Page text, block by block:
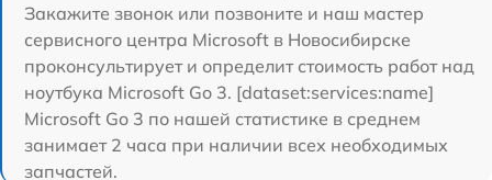
Закажите звонок или позвоните и наш мастер
сервисного центра Microsoft в Новосибирске
проконсультирует и определит стоимость работ над
ноутбука Microsoft Go 3. [dataset:services:name]
Microsoft Go 3 по нашей статистике в среднем
занимает 2 часа при наличии всех необходимых
запчастей.